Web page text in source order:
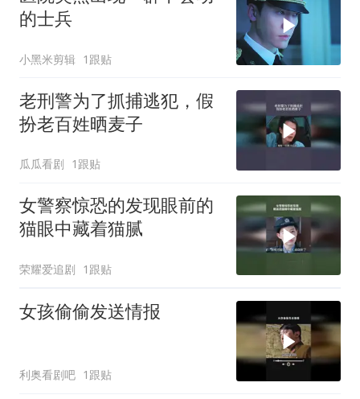
的士兵
小黑米剪辑 1跟贴
老刑警为了抓捕逃犯，假
扮老百姓晒麦子
瓜瓜看剧 1跟贴
女警察惊恐的发现眼前的
猫眼中藏着猫腻
荣耀爱追剧 1跟贴
女孩偷偷发送情报
利奥看剧吧 1跟贴